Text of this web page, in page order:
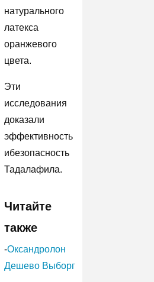
натурального
латекса
оранжевого
цвета.
Эти
исследования
доказали
эффективность
ибезопасность
Тадалафила.
Читайте
также
-Оксандролон
Дешево Выборг